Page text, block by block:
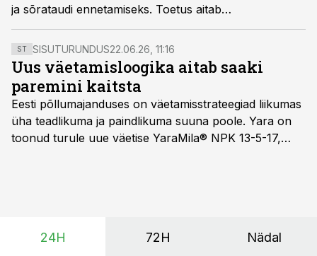
ja sõrataudi ennetamiseks. Toetus aitab
põllumajandusettevõtjatel investeerida bioohutusse, et
vältida taudi jõudmist loomakasvatushoonesse ning
takistada selle levikut.
ST SISUTURUNDUS22.06.26, 11:16
Uus väetamisloogika aitab saaki
paremini kaitsta
Eesti põllumajanduses on väetamisstrateegiad liikumas
üha teadlikuma ja paindlikuma suuna poole. Yara on
toonud turule uue väetise YaraMila® NPK 13-5-17,
24H 72H Nädal